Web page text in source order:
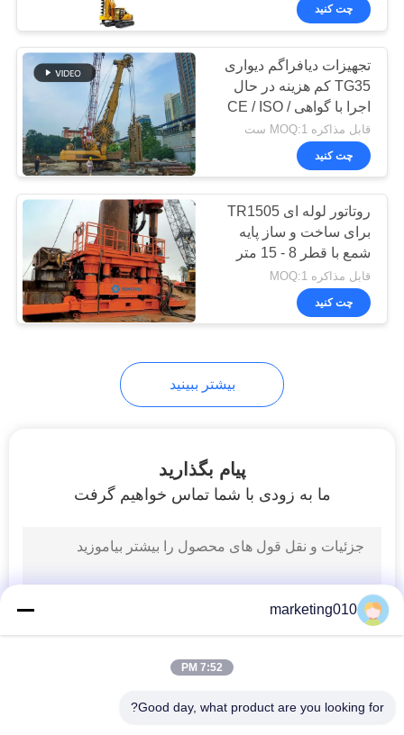
چت کنید
تجهیزات دیافراگم دیواری
TG35 کم هزینه در حال
اجرا با گواهی CE / ISO /
SGS / GOST
قابل مذاکره MOQ:1 ست
چت کنید
روتاتور لوله ای TR1505
برای ساخت و ساز پایه
شمع با قطر 8 - 15 متر
قابل مذاکره MOQ:1
چت کنید
بیشتر ببینید
پیام بگذارید
ما به زودی با شما تماس خواهیم گرفت
marketing010
7:52 PM
Good day, what product are you looking for?